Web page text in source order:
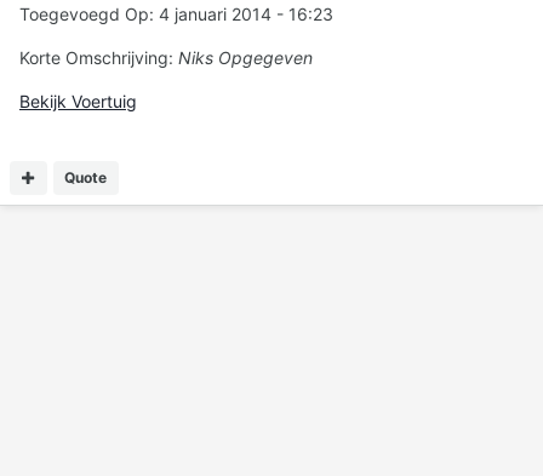
Toegevoegd Op: 4 januari 2014 - 16:23
Korte Omschrijving: Niks Opgegeven
Bekijk Voertuig
Quote